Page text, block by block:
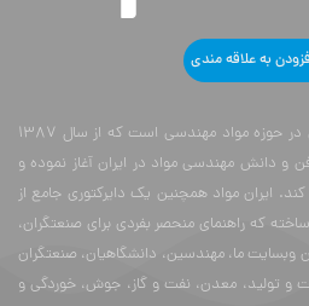
به علاقه مندی
ایران مواد یک وبسایت محتوایی در حوزه مواد مهندسی است که از سال 1387
و دانش مهندسی مواد در ایران آغاز نموده و
ایران مواد همچنین یک دایرکتوری جامع از
که راهنمای منحصر بفردی برای صنعتگران،
وبسایت ما، مهندسین، دانشگاهیان، صنعتگران
و تولید، معدن، نفت و گاز، جوش، خوردگی و